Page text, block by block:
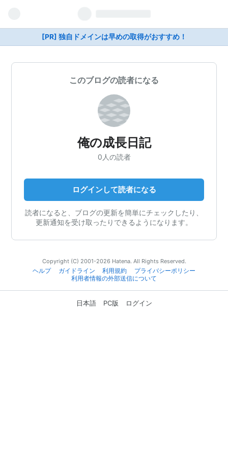
[PR] 独自ドメインは早めの取得がおすすめ！
このブログの読者になる
俺の成長日記
0人の読者
ログインして読者になる
読者になると、ブログの更新を簡単にチェックしたり、
更新通知を受け取ったりできるようになります。
Copyright (C) 2001-2026 Hatena. All Rights Reserved.
ヘルプ
ガイドライン 利用規約
プライバシーポリシー
利用者情報の外部送信について
日本語 PC版 ログイン